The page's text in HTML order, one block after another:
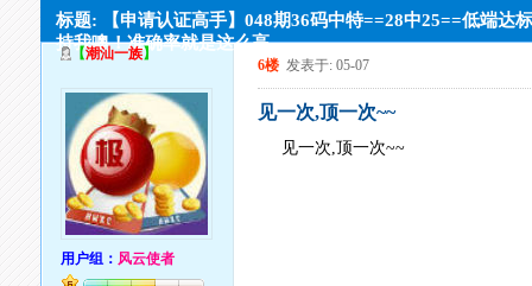
标题: 【申请认证高手】048期36码中特==28中25==低端达
持我噢！准确率就是这么高
【潮汕一族】
用户组： 风云使者
6楼 发表于: 05-07
见一次,顶一次~~
见一次,顶一次~~